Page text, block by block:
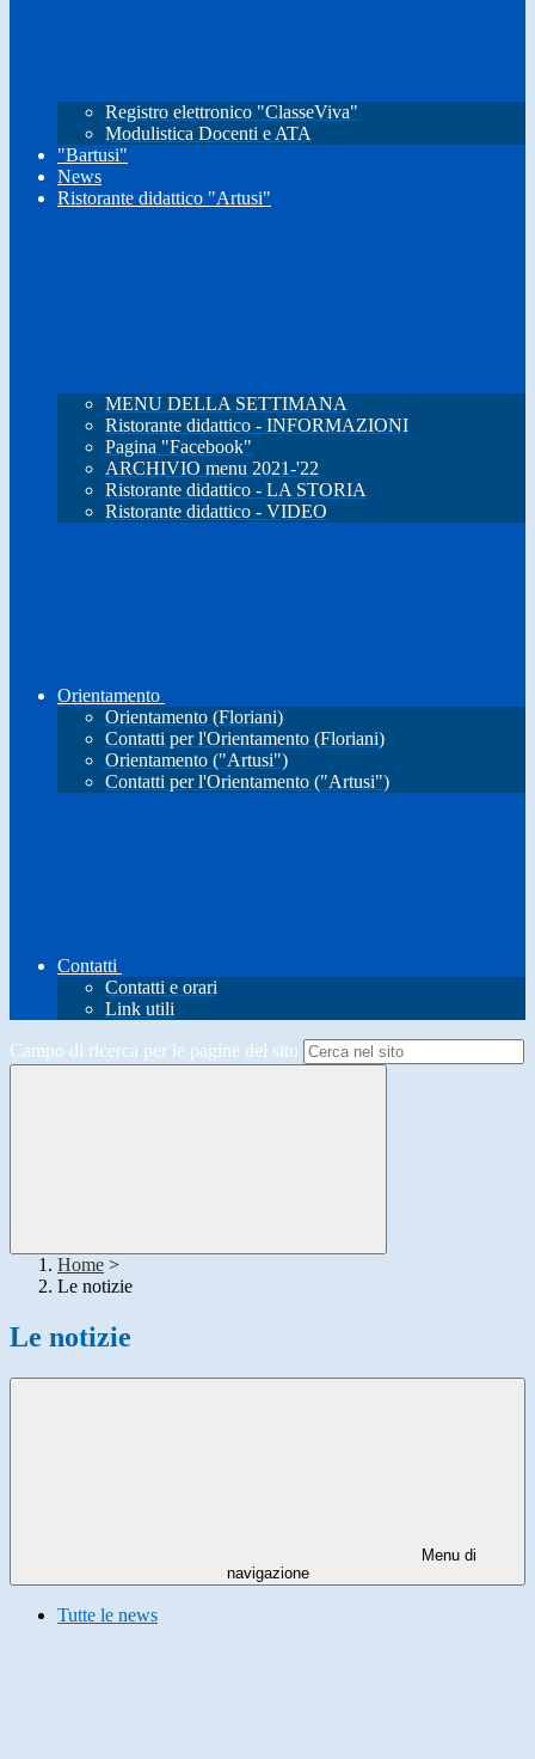
Registro elettronico "ClasseViva"
Modulistica Docenti e ATA
"Bartusi"
News
Ristorante didattico "Artusi"
MENU DELLA SETTIMANA
Ristorante didattico - INFORMAZIONI
Pagina "Facebook"
ARCHIVIO menu 2021-'22
Ristorante didattico - LA STORIA
Ristorante didattico - VIDEO
Orientamento
Orientamento (Floriani)
Contatti per l'Orientamento (Floriani)
Orientamento ("Artusi")
Contatti per l'Orientamento ("Artusi")
Contatti
Contatti e orari
Link utili
Campo di ricerca per le pagine del sito
Home >
Le notizie
Le notizie
Menu di
navigazione
Tutte le news